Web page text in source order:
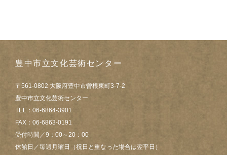
豊中市立文化芸術センター
〒561-0802 大阪府豊中市曽根東町3-7-2
豊中市立文化芸術センター
TEL：06-6864-3901
FAX：06-6863-0191
受付時間／9：00～20：00
休館日／毎週月曜日（祝日と重なった場合は翌平日）